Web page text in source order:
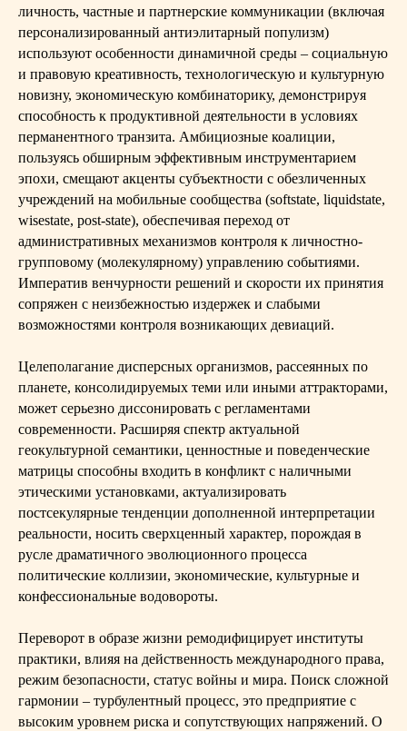
личность, частные и партнерские коммуникации (включая
персонализированный антиэлитарный популизм)
используют особенности динамичной среды – социальную
и правовую креативность, технологическую и культурную
новизну, экономическую комбинаторику, демонстрируя
способность к продуктивной деятельности в условиях
перманентного транзита. Амбициозные коалиции,
пользуясь обширным эффективным инструментарием
эпохи, смещают акценты субъектности с обезличенных
учреждений на мобильные сообщества (softstate, liquidstate,
wisestate, post-state), обеспечивая переход от
административных механизмов контроля к личностно-
групповому (молекулярному) управлению событиями.
Императив венчурности решений и скорости их принятия
сопряжен с неизбежностью издержек и слабыми
возможностями контроля возникающих девиаций.
Целеполагание дисперсных организмов, рассеянных по
планете, консолидируемых теми или иными аттракторами,
может серьезно диссонировать с регламентами
современности. Расширяя спектр актуальной
геокультурной семантики, ценностные и поведенческие
матрицы способны входить в конфликт с наличными
этическими установками, актуализировать
постсекулярные тенденции дополненной интерпретации
реальности, носить сверхценный характер, порождая в
русле драматичного эволюционного процесса
политические коллизии, экономические, культурные и
конфессиональные водовороты.
Переворот в образе жизни ремодифицирует институты
практики, влияя на действенность международного права,
режим безопасности, статус войны и мира. Поиск сложной
гармонии – турбулентный процесс, это предприятие с
высоким уровнем риска и сопутствующих напряжений. О